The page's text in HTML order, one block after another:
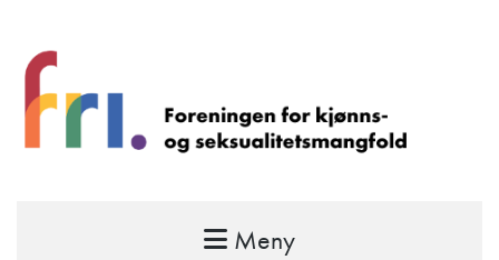
FRI – foreningen for kjønns- og
Meny